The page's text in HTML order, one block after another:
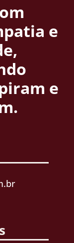
e
e